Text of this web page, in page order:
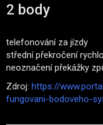
2 body
telefonování za jízdy
střední překročení
neoznačení překážky
Zdroj: https://
fungovani-bodoveho-